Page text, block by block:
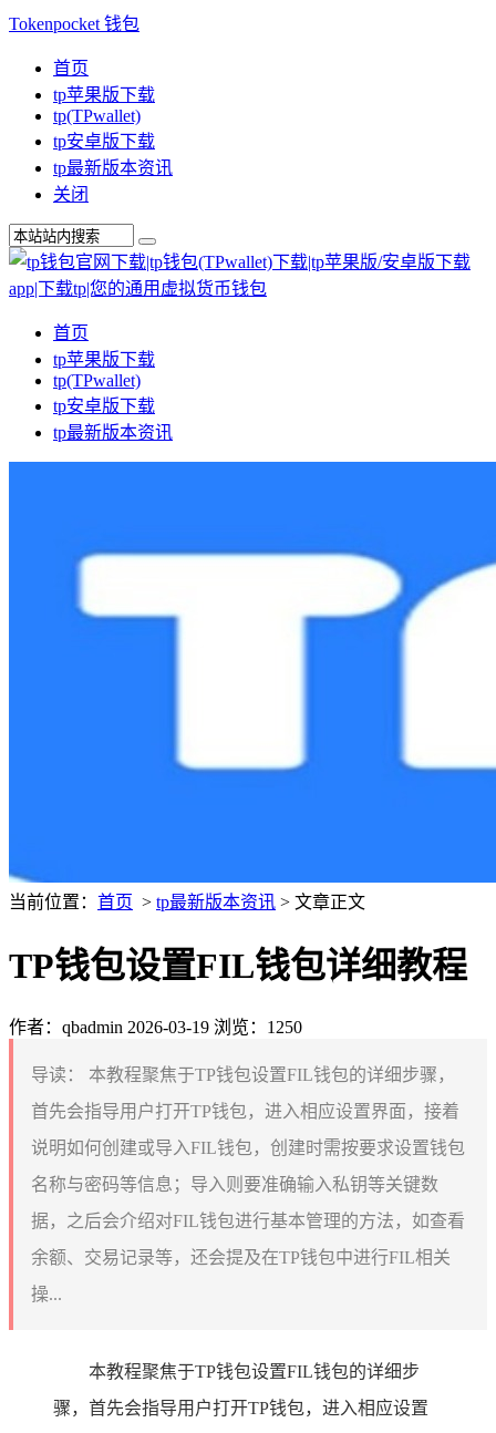
Tokenpocket 钱包
首页
tp苹果版下载
tp(TPwallet)
tp安卓版下载
tp最新版本资讯
关闭
首页
tp苹果版下载
tp(TPwallet)
tp安卓版下载
tp最新版本资讯
当前位置： 首页 > tp最新版本资讯 > 文章正文
TP钱包设置FIL钱包详细教程
作者：qbadmin 2026-03-19 浏览：1250
导读：
本教程聚焦于TP钱包设置FIL钱包的详细步骤，
首先会指导用户打开TP钱包，进入相应设置界面，接着
说明如何创建或导入FIL钱包，创建时需按要求设置钱包
名称与密码等信息；导入则要准确输入私钥等关键数
据，之后会介绍对FIL钱包进行基本管理的方法，如查看
余额、交易记录等，还会提及在TP钱包中进行FIL相关
操...
本教程聚焦于TP钱包设置FIL钱包的详细步
骤，首先会指导用户打开TP钱包，进入相应设置